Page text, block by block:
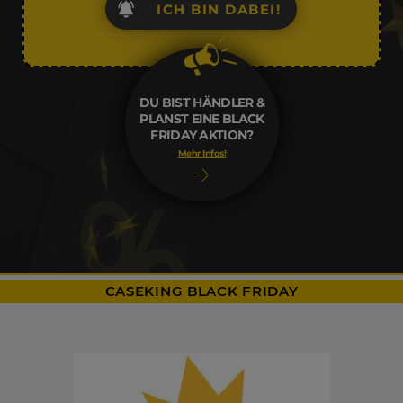
DU BIST HÄNDLER &
PLANST EINE BLACK
FRIDAY AKTION?
Mehr Infos!
ICH BIN DABEI!
CASEKING BLACK FRIDAY